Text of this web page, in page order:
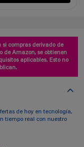
si compras derivado de
de Amazon, se obtienen
aplicables. Esto no
de hoy en tecnología,
tiempo real con nuestro